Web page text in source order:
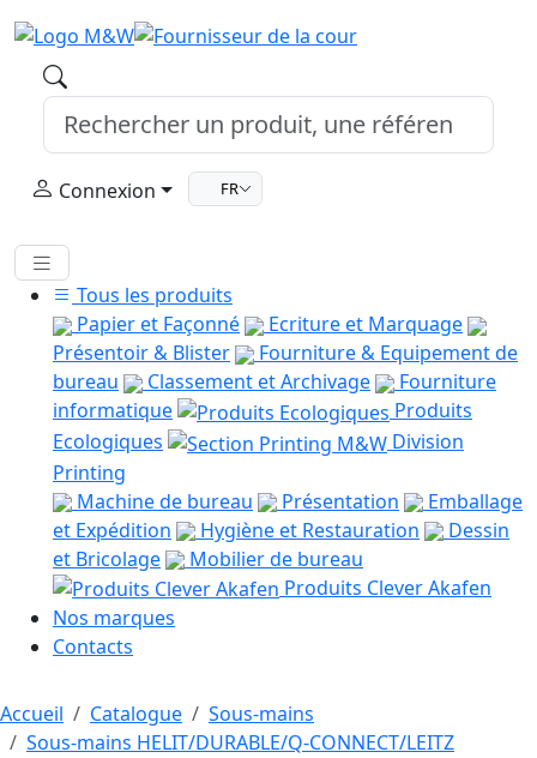
Connexion FR
Tous les produits
Papier et Façonné
Ecriture et Marquage
Présentoir & Blister
Fourniture & Equipement de
bureau
Classement et Archivage
Fourniture
informatique
Produits
Ecologiques
Division
Printing
Machine de bureau
Présentation
Emballage
et Expédition
Hygiène et Restauration
Dessin
et Bricolage
Mobilier de bureau
Produits Clever Akafen
Nos marques
Contacts
Accueil Catalogue
Sous-mains
Sous-mains HELIT/DURABLE/Q-CONNECT/LEITZ